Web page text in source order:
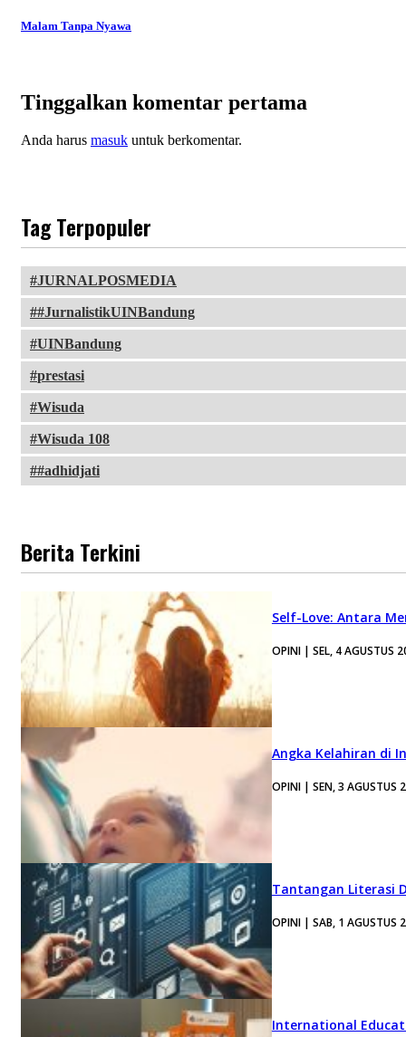
Malam Tanpa Nyawa
Tinggalkan komentar pertama
Anda harus masuk untuk berkomentar.
Tag Terpopuler
JURNALPOSMEDIA
#JurnalistikUINBandung
UINBandung
prestasi
Wisuda
Wisuda 108
#adhidjati
Berita Terkini
Self-Love: Antara
OPINI | SEL, 4 AGUSTUS
Angka Kelahiran di
OPINI | SEN, 3 AGUSTUS
Tantangan Literasi
OPINI | SAB, 1 AGUSTUS
International